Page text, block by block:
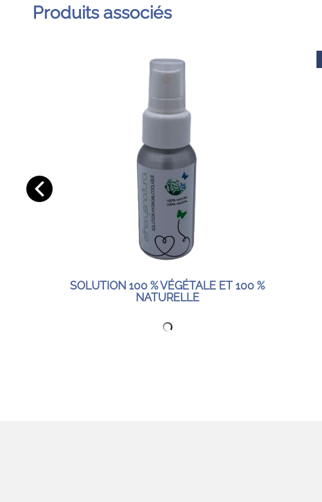
Produits associés
SOLUTION 100 % VÉGÉTALE ET 100 %
NATURELLE